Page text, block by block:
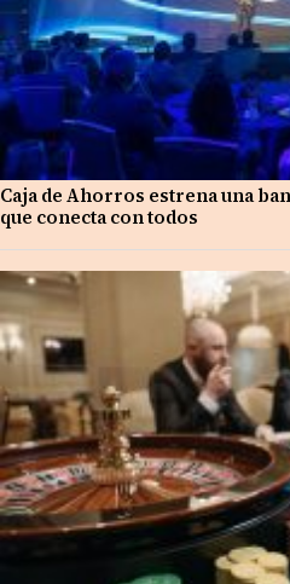
Caja de Ahorros estrena una
que conecta con todos